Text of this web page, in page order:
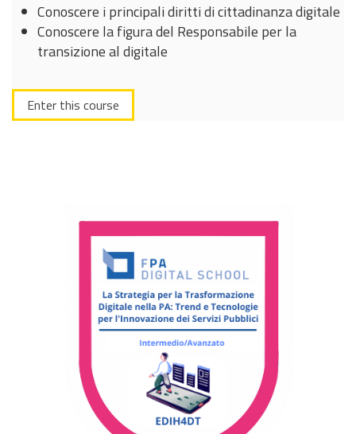
Conoscere i principali diritti di cittadinanza digitale
Conoscere la figura del Responsabile per la
transizione al digitale
Enter this course